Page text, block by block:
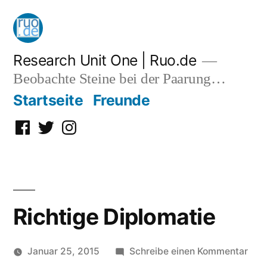
Zum
Inhalt
springen
Research Unit One | Ruo.de
Beobachte Steine bei der Paarung…
Startseite Freunde
Facebook
TwitterInstagram
Richtige Diplomatie
Januar 25, 2015 Schreibe einen Kommentarzu